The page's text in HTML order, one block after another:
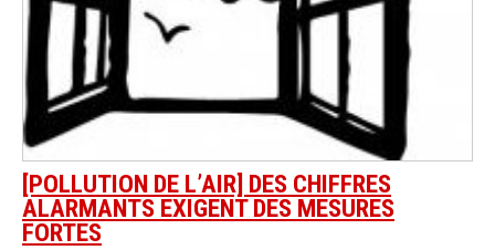
[POLLUTION DE L’AIR] DES CHIFFRES
ALARMANTS EXIGENT DES MESURES
FORTES